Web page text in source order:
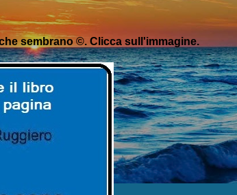
sembrano ©. Clicca sull'immagine.